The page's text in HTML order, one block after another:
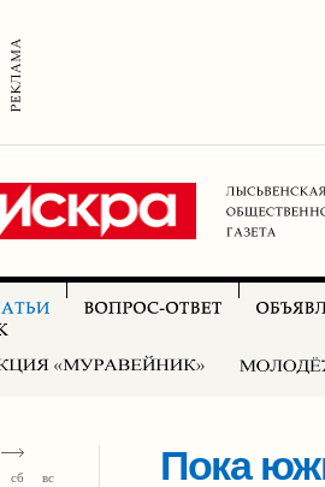
сб вс
Пока